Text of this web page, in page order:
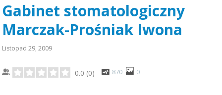
Gabinet stomatologiczny
Marczak-Prośniak Iwona
Listopad 29, 2009
0.0 (0) 870 0